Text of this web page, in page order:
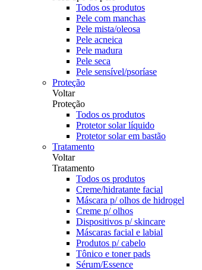
Todos os produtos
Pele com manchas
Pele mista/oleosa
Pele acneica
Pele madura
Pele seca
Pele sensível/psoríase
Proteção
Voltar
Proteção
Todos os produtos
Protetor solar líquido
Protetor solar em bastão
Tratamento
Voltar
Tratamento
Todos os produtos
Creme/hidratante facial
Máscara p/ olhos de hidrogel
Creme p/ olhos
Dispositivos p/ skincare
Máscaras facial e labial
Produtos p/ cabelo
Tônico e toner pads
Sérum/Essence